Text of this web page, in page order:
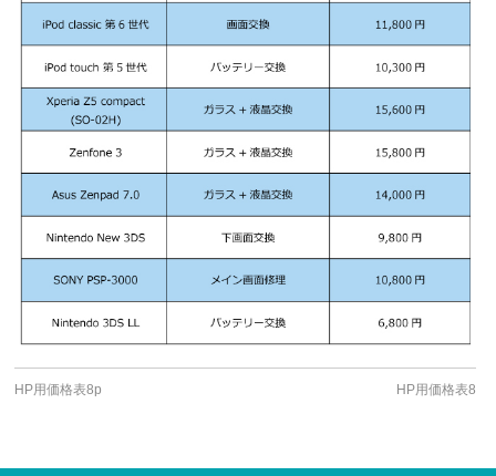
HP用価格表8p HP用価格表8